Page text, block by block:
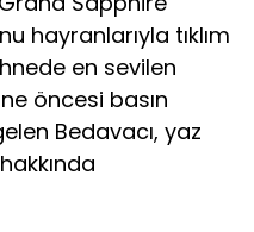
hayranlarıyla tıklım
en sevilen
öncesi basın
Bedavacı, yaz